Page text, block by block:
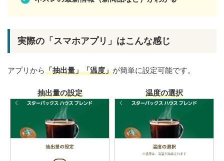
実際の「スマホアプリ」はこんな感じ
アプリから「抽出量」「温度」が簡単に設定可能です。
抽出量の設定 温度の選択